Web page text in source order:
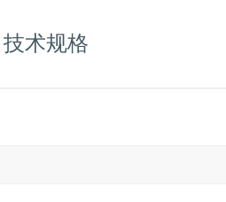
技术规格